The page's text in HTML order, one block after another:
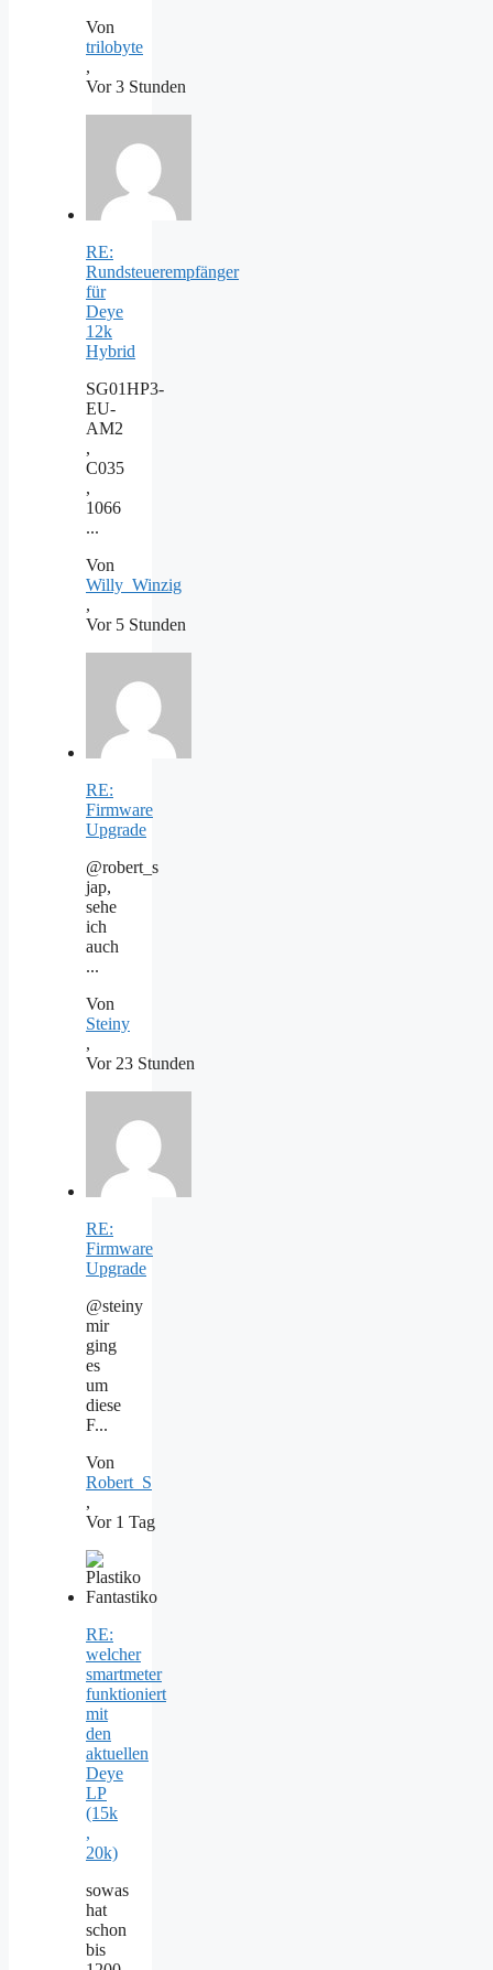
Von
trilobyte
,
Vor 3 Stunden
RE:
Rundsteuerempfänger
für
Deye
12k
Hybrid
SG01HP3-
EU-
AM2
,
C035
,
1066
...
Von
Willy_Winzig
,
Vor 5 Stunden
RE:
Firmware
Upgrade
@robert_s
jap,
sehe
ich
auch
...
Von
Steiny
,
Vor 23 Stunden
RE:
Firmware
Upgrade
@steiny
mir
ging
es
um
diese
F...
Von
Robert_S
,
Vor 1 Tag
RE:
welcher
smartmeter
funktioniert
mit
den
aktuellen
Deye
LP
(15k
,
20k)
sowas
hat
schon
bis